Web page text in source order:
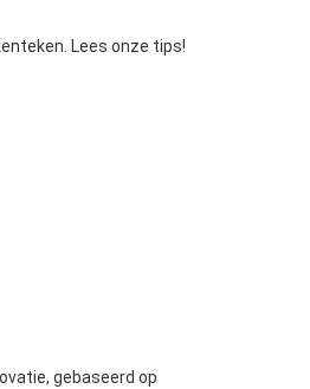
Lees onze tips!
gebaseerd op